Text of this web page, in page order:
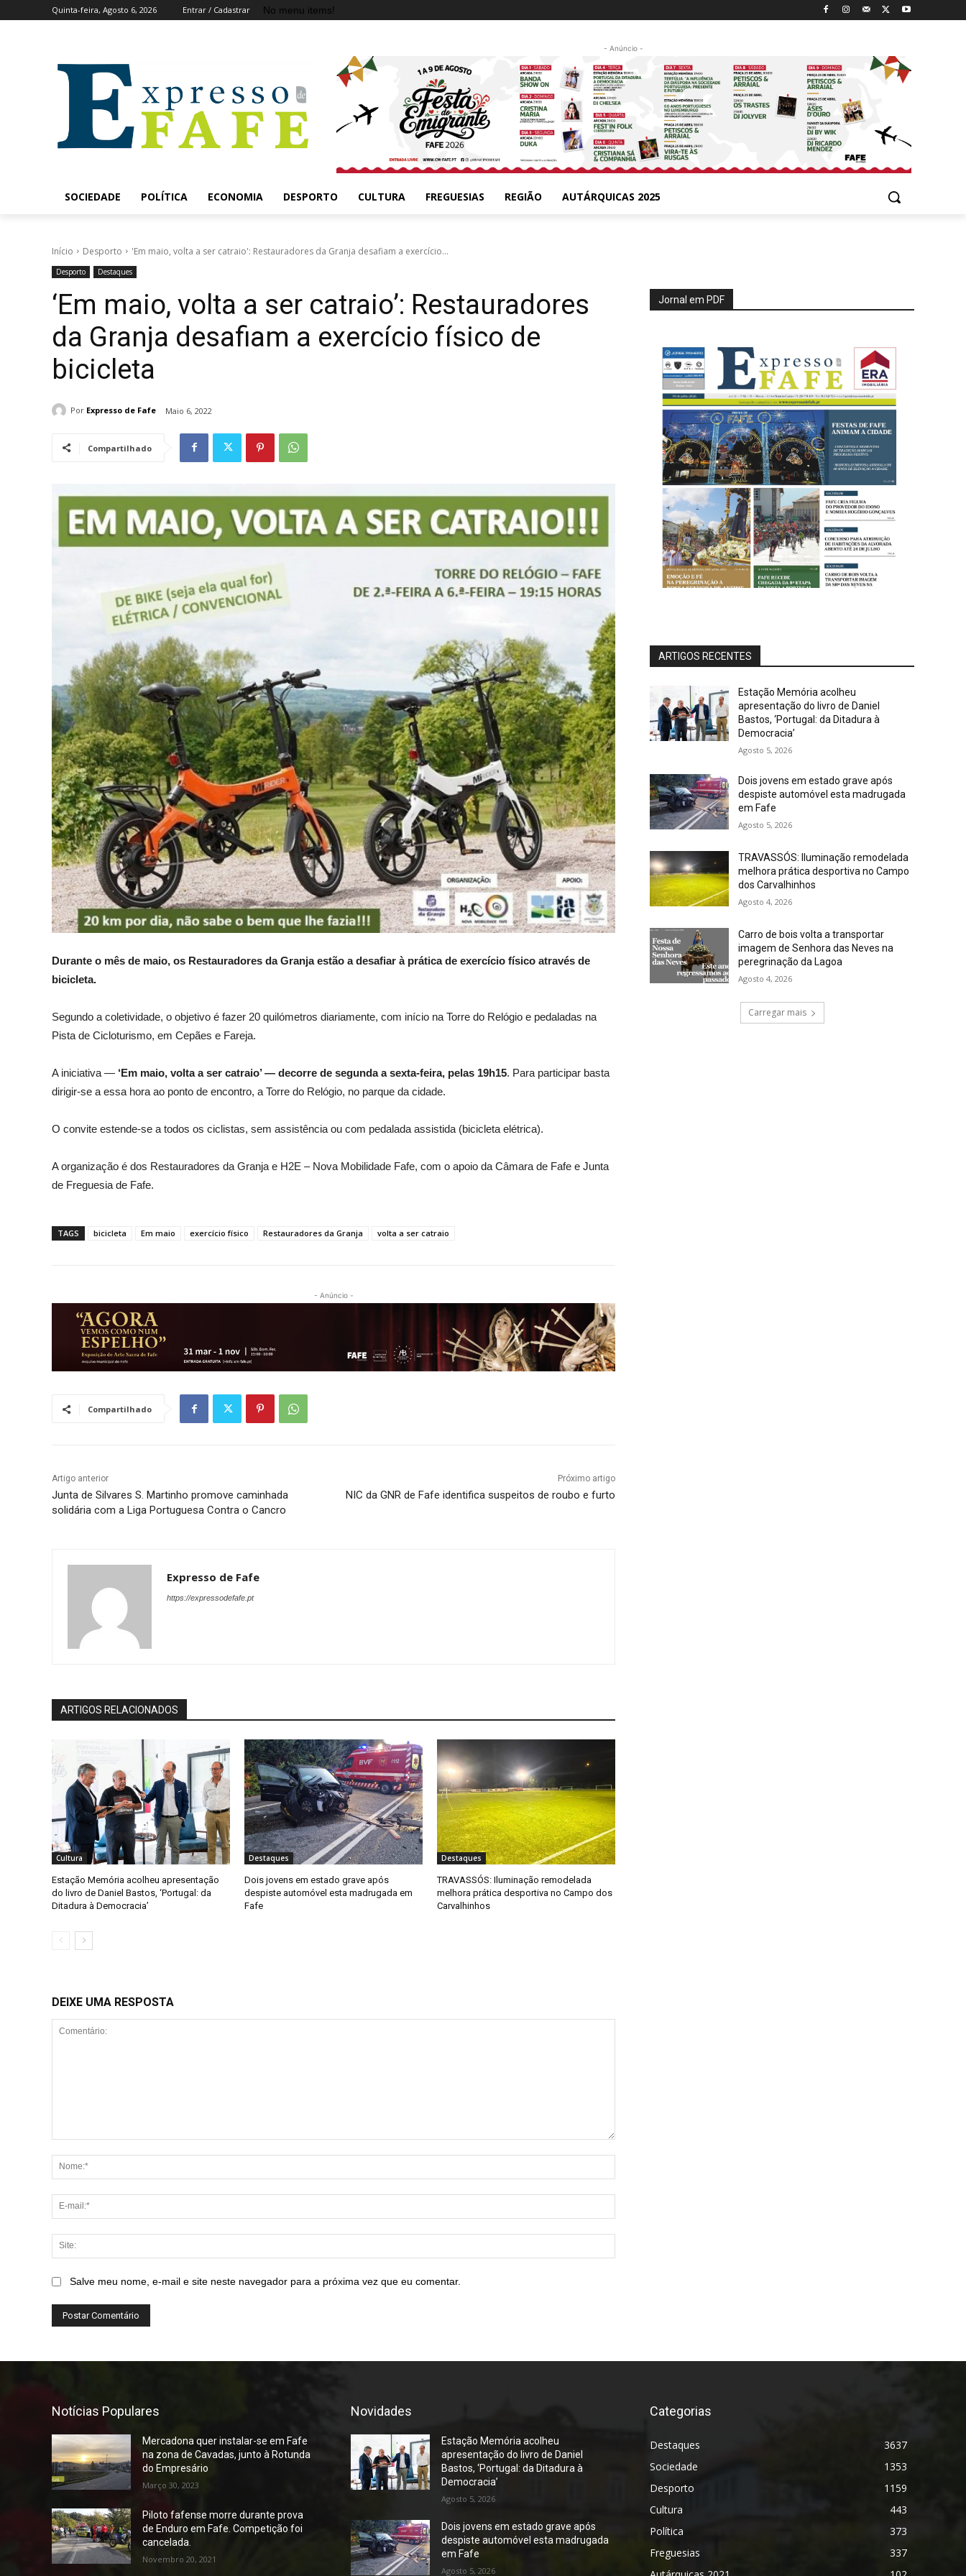
Quinta-feira, Agosto 6, 2026 Entrar / Cadastrar No menu items!
- Anúncio -
SOCIEDADE POLÍTICA ECONOMIA DESPORTO CULTURA FREGUESIAS REGIÃO AUTÁRQUICAS 2025
Início Desporto 'Em maio, volta a ser catraio': Restauradores da Granja desafiam a exercício...
Desporto Destaques
‘Em maio, volta a ser catraio’: Restauradores
da Granja desafiam a exercício físico de
bicicleta
Por Expresso de Fafe Maio 6, 2022
Compartilhado
Durante o mês de maio, os Restauradores da Granja estão a desafiar à prática de exercício físico através de
bicicleta.
Segundo a coletividade, o objetivo é fazer 20 quilómetros diariamente, com início na Torre do Relógio e pedaladas na
Pista de Cicloturismo, em Cepães e Fareja.
A iniciativa — ‘Em maio, volta a ser catraio’ — decorre de segunda a sexta-feira, pelas 19h15. Para participar basta
dirigir-se a essa hora ao ponto de encontro, a Torre do Relógio, no parque da cidade.
O convite estende-se a todos os ciclistas, sem assistência ou com pedalada assistida (bicicleta elétrica).
A organização é dos Restauradores da Granja e H2E – Nova Mobilidade Fafe, com o apoio da Câmara de Fafe e Junta
de Freguesia de Fafe.
TAGS bicicleta Em maio exercício físico Restauradores da Granja volta a ser catraio
- Anúncio -
Compartilhado
Artigo anterior
Junta de Silvares S. Martinho promove caminhada
solidária com a Liga Portuguesa Contra o Cancro
Próximo artigo
NIC da GNR de Fafe identifica suspeitos de roubo e furto
Expresso de Fafe
https://expressodefafe.pt
ARTIGOS RELACIONADOS
Cultura
Estação Memória acolheu apresentação
do livro de Daniel Bastos, ‘Portugal: da
Ditadura à Democracia’
Destaques
Dois jovens em estado grave após
despiste automóvel esta madrugada em
Fafe
Destaques
TRAVASSÓS: Iluminação remodelada
melhora prática desportiva no Campo dos
Carvalhinhos
DEIXE UMA RESPOSTA
Salve meu nome, e-mail e site neste navegador para a próxima vez que eu comentar.
Jornal em PDF
ARTIGOS RECENTES
Estação Memória acolheu
apresentação do livro de Daniel
Bastos, ‘Portugal: da Ditadura à
Democracia’
Agosto 5, 2026
Dois jovens em estado grave após
despiste automóvel esta madrugada
em Fafe
Agosto 5, 2026
TRAVASSÓS: Iluminação remodelada
melhora prática desportiva no Campo
dos Carvalhinhos
Agosto 4, 2026
Carro de bois volta a transportar
imagem de Senhora das Neves na
peregrinação da Lagoa
Agosto 4, 2026
Carregar mais
Notícias Populares
Mercadona quer instalar-se em Fafe
na zona de Cavadas, junto à Rotunda
do Empresário
Março 30, 2023
Piloto fafense morre durante prova
de Enduro em Fafe. Competição foi
cancelada.
Novembro 20, 2021
Novidades
Estação Memória acolheu
apresentação do livro de Daniel
Bastos, ‘Portugal: da Ditadura à
Democracia’
Agosto 5, 2026
Dois jovens em estado grave após
despiste automóvel esta madrugada
em Fafe
Agosto 5, 2026
Categorias
Destaques
3637
Sociedade
1353
Desporto
1159
Cultura
443
Política
373
Freguesias
337